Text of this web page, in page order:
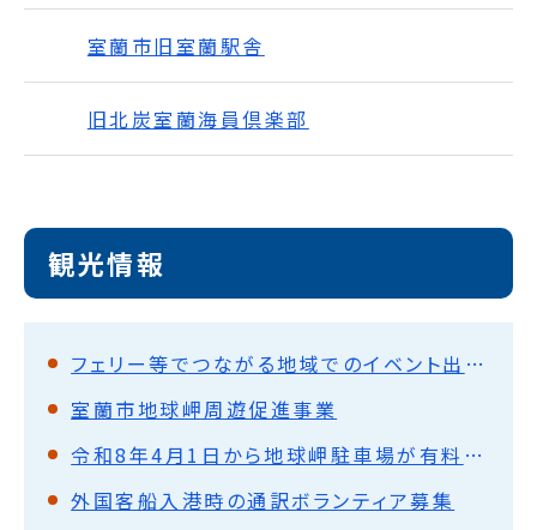
室蘭市旧室蘭駅舎
旧北炭室蘭海員倶楽部
観光情報
フェリー等でつながる地域でのイベント出展等助成
室蘭市地球岬周遊促進事業
令和8年4月1日から地球岬駐車場が有料になります
外国客船入港時の通訳ボランティア募集